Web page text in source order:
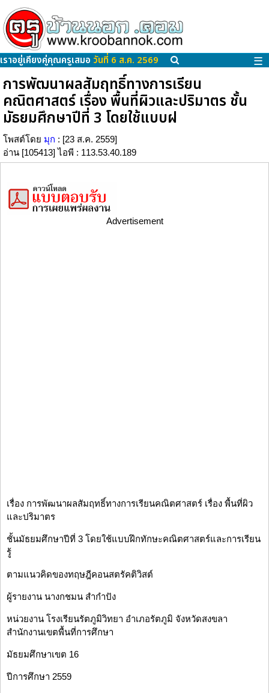
เราอยู่เคียงคู่คุณครูเสมอ วันที่ 6 ส.ค. 2569 ☰
การพัฒนาผลสัมฤทธิ์ทางการเรียน
คณิตศาสตร์ เรื่อง พื้นที่ผิวและปริมาตร ชั้น
มัธยมศึกษาปีที่ 3 โดยใช้แบบฝ
โพสต์โดย มุก : [23 ส.ค. 2559]
อ่าน [105413] ไอพี : 113.53.40.189
Advertisement
เรื่อง การพัฒนาผลสัมฤทธิ์ทางการเรียนคณิตศาสตร์ เรื่อง พื้นที่ผิว
และปริมาตร
ชั้นมัธยมศึกษาปีที่ 3 โดยใช้แบบฝึกทักษะคณิตศาสตร์และการเรียน
รู้
ตามแนวคิดของทฤษฎีคอนสตรัคติวิสต์
ผู้รายงาน นางกชมน สำกำปัง
หน่วยงาน โรงเรียนรัตภูมิวิทยา อำเภอรัตภูมิ จังหวัดสงขลา
สำนักงานเขตพื้นที่การศึกษา
มัธยมศึกษาเขต 16
ปีการศึกษา 2559